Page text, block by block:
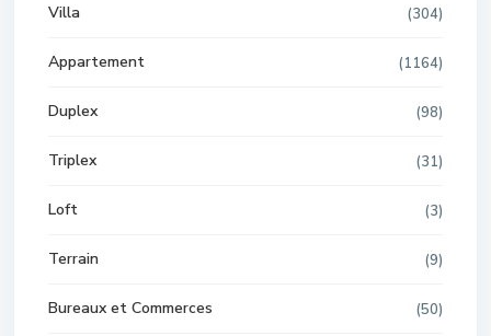
Villa (304)
Appartement (1164)
Duplex (98)
Triplex (31)
Loft (3)
Terrain (9)
Bureaux et Commerces (50)